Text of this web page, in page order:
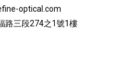
optical.com
路三段274之1號1樓